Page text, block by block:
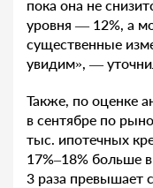
пока она не
уровня — 12%, а
существенные
увидим», —
Также, по оценке
в сентябре по
тыс. ипотечных
17%–18% больше
3 раза превышает